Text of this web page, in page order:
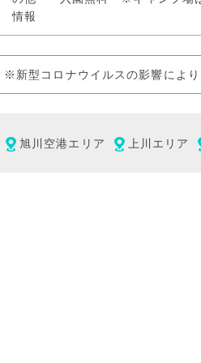
※新型コロナウイルスの影響によ
旭川空港エリア 上川エリア